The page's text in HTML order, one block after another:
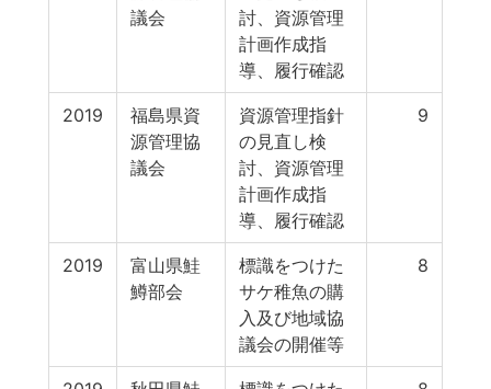
議会
討、資源管理
計画作成指
導、履行確認
2019
福島県資
源管理協
議会
資源管理指針
の見直し検
討、資源管理
計画作成指
導、履行確認
9
2019
富山県鮭
鱒部会
標識をつけた
サケ稚魚の購
入及び地域協
議会の開催等
8